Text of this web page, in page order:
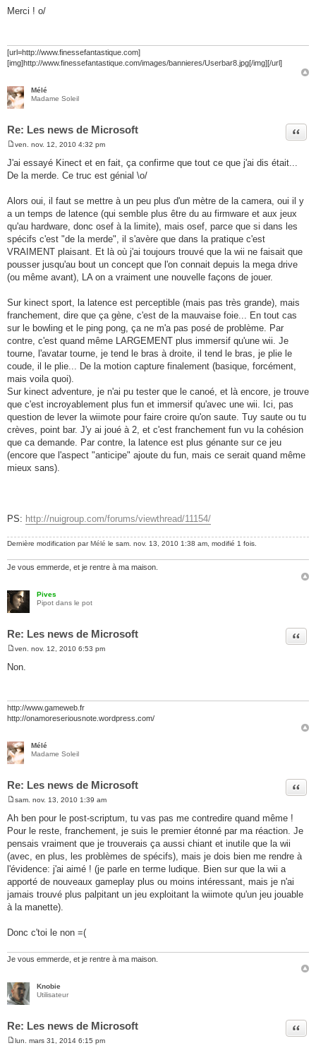
e
s
e
Merci ! o/
[url=http://www.finessefantastique.com]
[img]http://www.finessefantastique.com/images/bannieres/Userbar8.jpg[/img][/url]
Mélé
Madame Soleil
Re: Les news de Microsoft Citer
e
s
s
e
ven. nov. 12, 2010 4:32 pm
J'ai essayé Kinect et en fait, ça confirme que tout ce que j'ai dis était...
De la merde. Ce truc est génial \o/
Alors oui, il faut se mettre à un peu plus d'un mètre de la camera, oui il y
a un temps de latence (qui semble plus être du au firmware et aux jeux
qu'au hardware, donc osef à la limite), mais osef, parce que si dans les
spécifs c'est "de la merde", il s'avère que dans la pratique c'est
VRAIMENT plaisant. Et là où j'ai toujours trouvé que la wii ne faisait que
pousser jusqu'au bout un concept que l'on connait depuis la mega drive
(ou même avant), LA on a vraiment une nouvelle façons de jouer.
Sur kinect sport, la latence est perceptible (mais pas très grande), mais
franchement, dire que ça gène, c'est de la mauvaise foie... En tout cas
sur le bowling et le ping pong, ça ne m'a pas posé de problème. Par
contre, c'est quand même LARGEMENT plus immersif qu'une wii. Je
tourne, l'avatar tourne, je tend le bras à droite, il tend le bras, je plie le
coude, il le plie... De la motion capture finalement (basique, forcément,
mais voila quoi).
Sur kinect adventure, je n'ai pu tester que le canoé, et là encore, je trouve
que c'est incroyablement plus fun et immersif qu'avec une wii. Ici, pas
question de lever la wiimote pour faire croire qu'on saute. Tuy saute ou tu
crèves, point bar. J'y ai joué à 2, et c'est franchement fun vu la cohésion
que ca demande. Par contre, la latence est plus génante sur ce jeu
(encore que l'aspect "anticipe" ajoute du fun, mais ce serait quand même
mieux sans).
PS: http://nuigroup.com/forums/viewthread/11154/
Dernière modification parMélé le sam. nov. 13, 2010 1:38 am, modifié 1 fois.
Je vous emmerde, et je rentre à ma maison.
Pives
Pipot dans le pot
Re: Les news de Microsoft Citer
s
e
ven. nov. 12, 2010 6:53 pm
Non.
http://www.gameweb.fr
http://onamoreseriousnote.wordpress.com/
Mélé
Madame Soleil
Re: Les news de Microsoft Citer
e
s
s
a
g
e
sam. nov. 13, 2010 1:39 am
Ah ben pour le post-scriptum, tu vas pas me contredire quand même !
Pour le reste, franchement, je suis le premier étonné par ma réaction. Je
pensais vraiment que je trouverais ça aussi chiant et inutile que la wii
(avec, en plus, les problèmes de spécifs), mais je dois bien me rendre à
l'évidence: j'ai aimé ! (je parle en terme ludique. Bien sur que la wii a
apporté de nouveaux gameplay plus ou moins intéressant, mais je n'ai
jamais trouvé plus palpitant un jeu exploitant la wiimote qu'un jeu jouable
à la manette).
Donc c'toi le non =(
Je vous emmerde, et je rentre à ma maison.
Knobie
Utilisateur
Re: Les news de Microsoft Citer
lun. mars 31, 2014 6:15 pm